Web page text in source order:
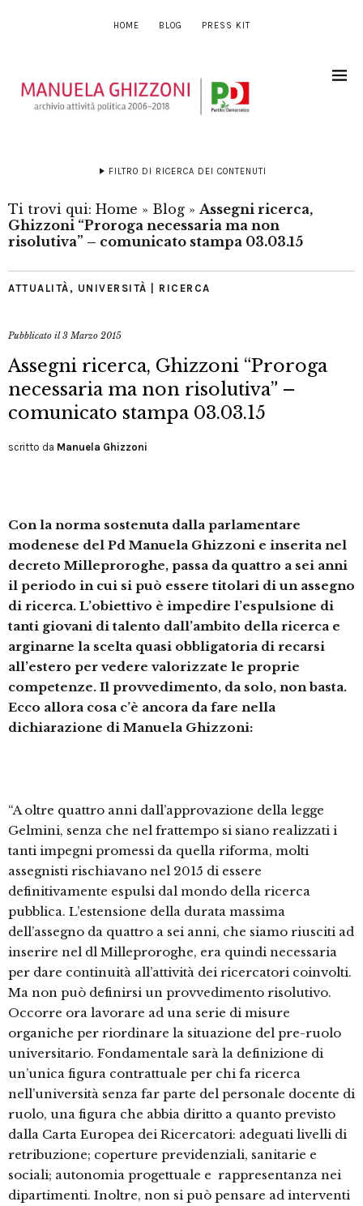
HOME BLOG PRESS KIT
FILTRO DI RICERCA DEI CONTENUTI
Ti trovi qui: Home » Blog » Assegni ricerca,
Ghizzoni “Proroga necessaria ma non
risolutiva” – comunicato stampa 03.03.15
ATTUALITÀ , UNIVERSITÀ | RICERCA
Pubblicato il3 Marzo 2015
Assegni ricerca, Ghizzoni “Proroga
necessaria ma non risolutiva” –
comunicato stampa 03.03.15
scritto da Manuela Ghizzoni
Con la norma sostenuta dalla parlamentare
modenese del Pd Manuela Ghizzoni e inserita nel
decreto Milleproroghe, passa da quattro a sei anni
il periodo in cui si può essere titolari di un assegno
di ricerca. L’obiettivo è impedire l’espulsione di
tanti giovani di talento dall’ambito della ricerca e
arginarne la scelta quasi obbligatoria di recarsi
all’estero per vedere valorizzate le proprie
competenze. Il provvedimento, da solo, non basta.
Ecco allora cosa c’è ancora da fare nella
dichiarazione di Manuela Ghizzoni:
“A oltre quattro anni dall’approvazione della legge
Gelmini, senza che nel frattempo si siano realizzati i
tanti impegni promessi da quella riforma, molti
assegnisti rischiavano nel 2015 di essere
definitivamente espulsi dal mondo della ricerca
pubblica. L’estensione della durata massima
dell’assegno da quattro a sei anni, che siamo riusciti ad
inserire nel dl Milleproroghe, era quindi necessaria
per dare continuità all’attività dei ricercatori coinvolti.
Ma non può definirsi un provvedimento risolutivo.
Occorre ora lavorare ad una serie di misure
organiche per riordinare la situazione del pre-ruolo
universitario. Fondamentale sarà la definizione di
un’unica figura contrattuale per chi fa ricerca
nell’università senza far parte del personale docente di
ruolo, una figura che abbia diritto a quanto previsto
dalla Carta Europea dei Ricercatori: adeguati livelli di
retribuzione; coperture previdenziali, sanitarie e
sociali; autonomia progettuale e rappresentanza nei
dipartimenti. Inoltre, non si può pensare ad interventi